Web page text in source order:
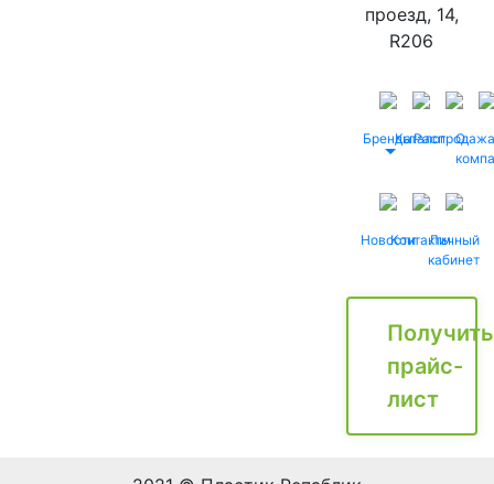
проезд, 14,
R206
БрендыКаталог
Распродажа
О
НовостиКонтактыЛичный
кабинет
Получить
прайс-
лист